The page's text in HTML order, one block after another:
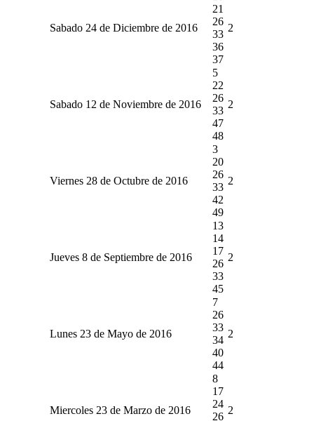
Sabado 24 de Diciembre de 2016
21
26
33
36
37
2
Sabado 12 de Noviembre de 2016
5
22
26
33
47
48
2
Viernes 28 de Octubre de 2016
3
20
26
33
42
49
2
Jueves 8 de Septiembre de 2016
13
14
17
26
33
45
2
Lunes 23 de Mayo de 2016
7
26
33
34
40
44
2
Miercoles 23 de Marzo de 2016
8
17
24
26
2